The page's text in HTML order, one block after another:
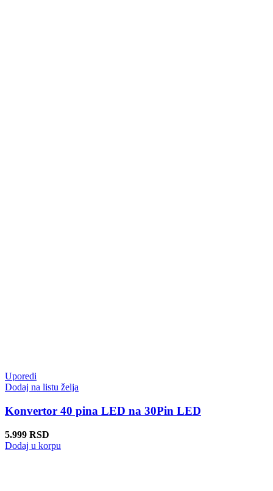
Uporedi
Dodaj na listu želja
Konvertor 40 pina LED na 30Pin LED
5.999 RSD
Dodaj u korpu